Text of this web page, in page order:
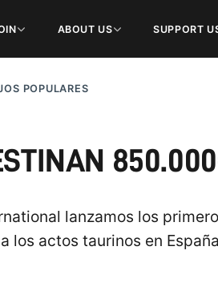
ABOUT US SUPPORT
POPULARES
lanzamos los
los actos taurinos en